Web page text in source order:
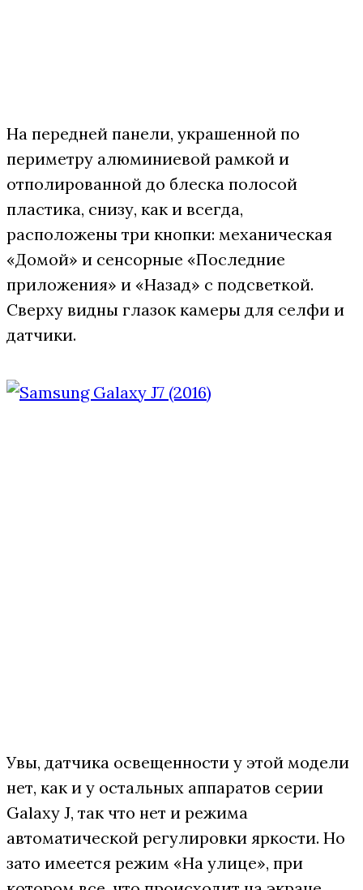
На передней панели, украшенной по
периметру алюминиевой рамкой и
отполированной до блеска полосой
пластика, снизу, как и всегда,
расположены три кнопки: механическая
«Домой» и сенсорные «Последние
приложения» и «Назад» с подсветкой.
Сверху видны глазок камеры для селфи и
датчики.
Увы, датчика освещенности у этой модели
нет, как и у остальных аппаратов серии
Galaxy J, так что нет и режима
автоматической регулировки яркости. Но
зато имеется режим «На улице», при